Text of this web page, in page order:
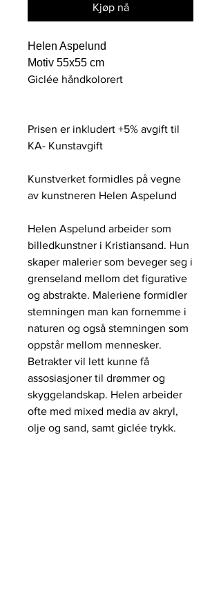
Kjøp nå
Helen Aspelund
Motiv 55x55 cm
Giclée håndkolorert
Prisen er inkludert +5% avgift til
KA- Kunstavgift
Kunstverket formidles på vegne
av kunstneren Helen Aspelund
Helen Aspelund arbeider som
billedkunstner i Kristiansand. Hun
skaper malerier som beveger seg i
grenseland mellom det figurative
og abstrakte. Maleriene formidler
stemningen man kan fornemme i
naturen og også stemningen som
oppstår mellom mennesker.
Betrakter vil lett kunne få
assosiasjoner til drømmer og
skyggelandskap. Helen arbeider
ofte med mixed media av akryl,
olje og sand, samt giclée trykk.